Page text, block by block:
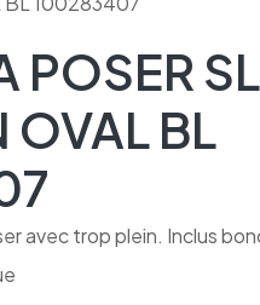
POSER
OVAL BL
avec trop plein. Inclus